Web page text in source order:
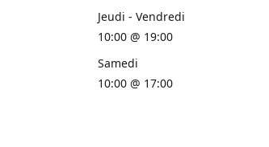
Jeudi - Vendredi
10:00 @ 19:00
Samedi
10:00 @ 17:00